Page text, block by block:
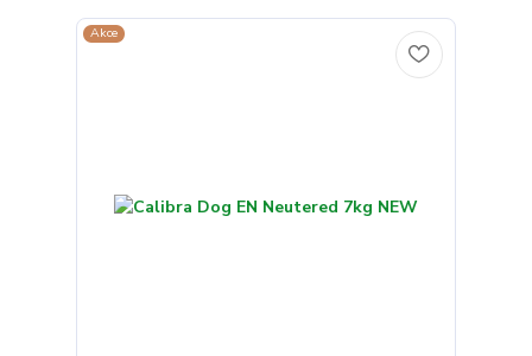
Akce